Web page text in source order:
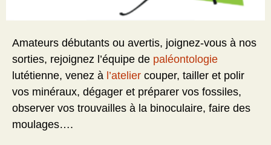
Amateurs débutants ou avertis, joignez-vous à nos
sorties, rejoignez l’équipe de paléontologie
lutétienne, venez à l’atelier couper, tailler et polir
vos minéraux, dégager et préparer vos fossiles,
observer vos trouvailles à la binoculaire, faire des
moulages….